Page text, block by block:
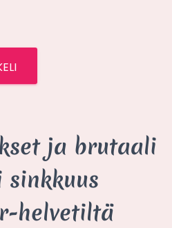
ja brutaali
helvetiltä